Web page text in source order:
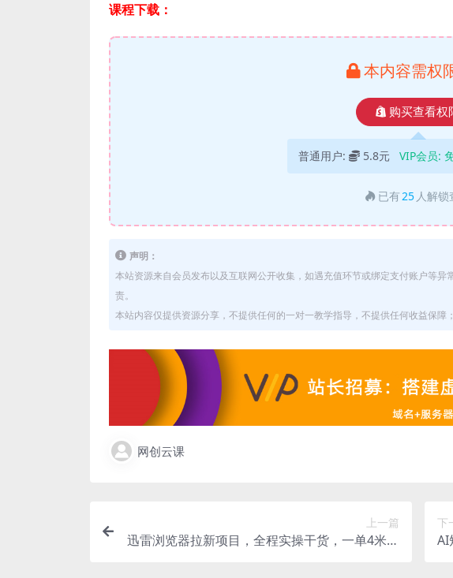
课程下载：
本内容需权
购买查看权
普通用户: 5.8元 VIP会员:
已有25 人解锁
声明：
本站资源来自会员发布以及互联网公开收集，如遇充值环节或绑定支付账户等
责。
本站内容仅提供资源分享，不提供任何的一对一教学指导，不提供任何收益保
网创云课
上一篇
迅雷浏览器拉新项目，全程实操干货，一单4米，
下
AI